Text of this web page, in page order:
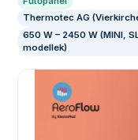
Thermotec AG
650 W – 2450 W (MINI,
modellek)